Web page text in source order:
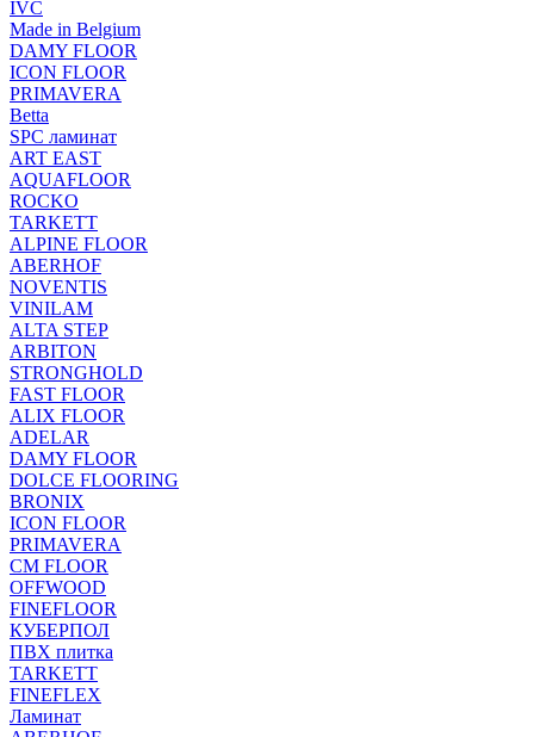
IVC
Made in Belgium
DAMY FLOOR
ICON FLOOR
PRIMAVERA
Betta
SPC ламинат
ART EAST
AQUAFLOOR
ROCKO
TARKETT
ALPINE FLOOR
ABERHOF
NOVENTIS
VINILAM
ALTA STEP
ARBITON
STRONGHOLD
FAST FLOOR
ALIX FLOOR
ADELAR
DAMY FLOOR
DOLCE FLOORING
BRONIX
ICON FLOOR
PRIMAVERA
CM FLOOR
OFFWOOD
FINEFLOOR
КУБЕРПОЛ
ПВХ плитка
TARKETT
FINEFLEX
Ламинат